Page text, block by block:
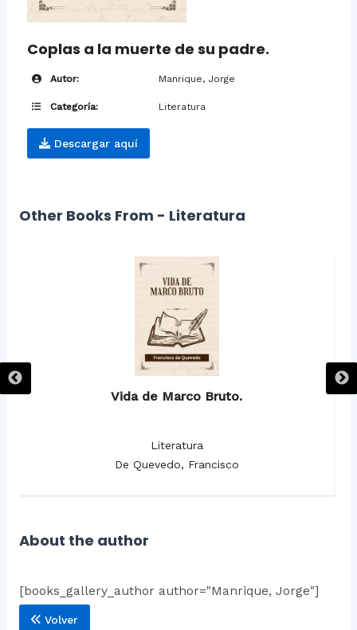
Coplas a la muerte de su padre.
Autor: Manrique, Jorge
Categoría: Literatura
Descargar aquí
Other Books From - Literatura
Vida de Marco Bruto.
Literatura
De Quevedo, Francisco
About the author
[books_gallery_author author="Manrique, Jorge"]
Volver